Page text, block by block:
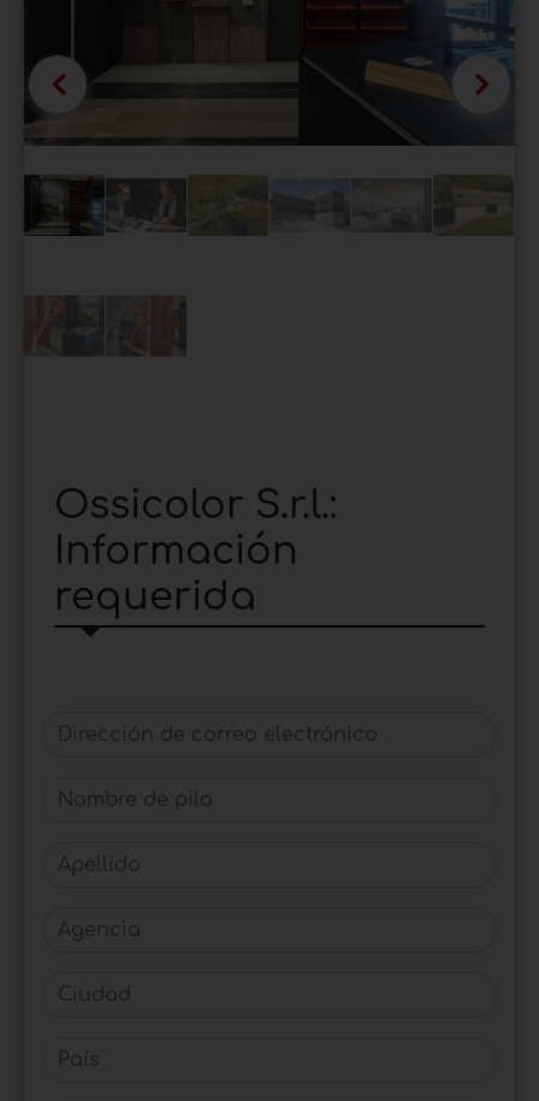
Ossicolor S.r.l.:
Información
requerida
Dirección de correo electrónico
Nombre de pila
Apellido
Agencia
Ciudad
País